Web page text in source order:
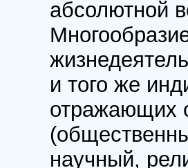
абсолютной
и того же
отражающих
научный,